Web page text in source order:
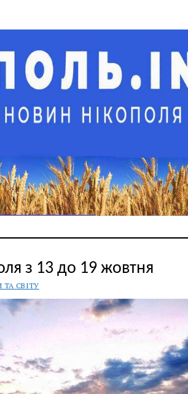
з 13 до 19 жовтня
ТА СВІТУ